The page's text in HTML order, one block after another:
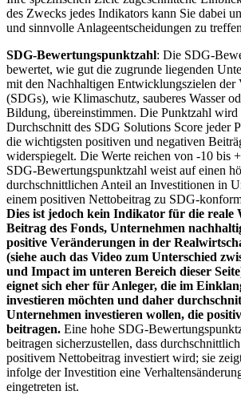
des Zwecks jedes Indikators kann Sie dabei
und sinnvolle Anlageentscheidungen zu
SDG-Bewertungspunktzahl: Die SDG-
bewertet, wie gut die zugrunde liegenden
mit den Nachhaltigen Entwicklungszielen der
(SDGs), wie Klimaschutz, sauberes Wasser
Bildung, übereinstimmen. Die Punktzahl wird
Durchschnitt des SDG Solutions Score jeder
die wichtigsten positiven und negativen
widerspiegelt. Die Werte reichen von -10 bis
SDG-Bewertungspunktzahl weist auf einen
durchschnittlichen Anteil an Investitionen in
einem positiven Nettobeitrag zu SDG-
Dies ist jedoch kein Indikator für die reale
Beitrag des Fonds, Unternehmen
positive Veränderungen in der
(siehe auch das Video zum Unterschied
und Impact im unteren Bereich dieser
eignet sich eher für Anleger, die im
investieren möchten und daher
Unternehmen investieren wollen, die
beitragen. Eine hohe SDG-
beitragen sicherzustellen, dass
positivem Nettobeitrag investiert wird; sie
infolge der Investition eine
eingetreten ist.